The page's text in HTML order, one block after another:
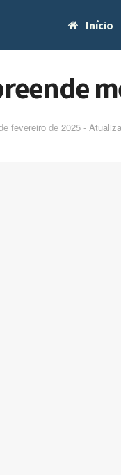
Início
fevereiro de 2025 -